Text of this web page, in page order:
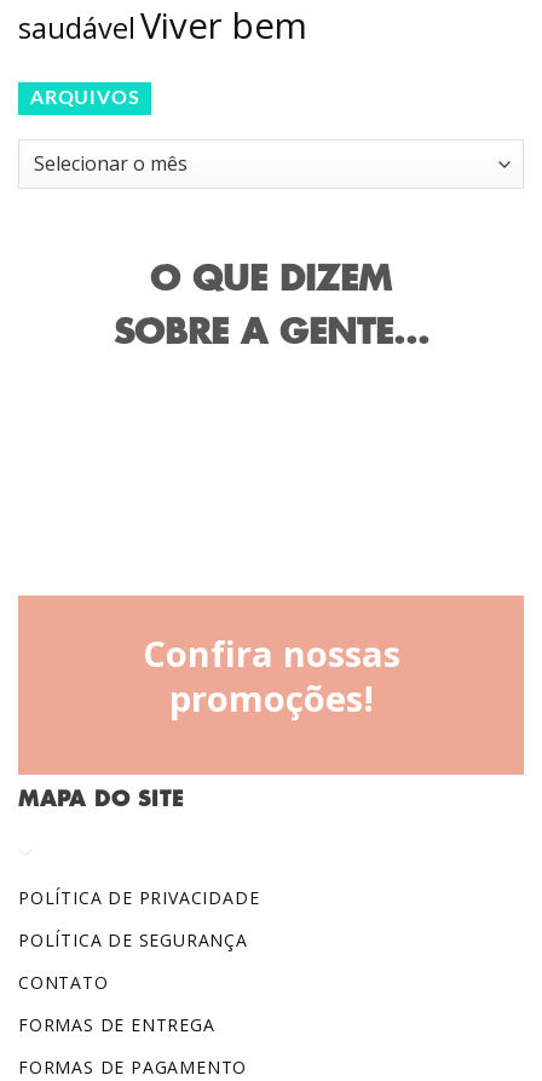
saudávelViver bem
ARQUIVOS
Arquivos
O QUE DIZEM
SOBRE A GENTE...
Confira nossas
promoções!
MAPA DO SITE
POLÍTICA DE PRIVACIDADE
POLÍTICA DE SEGURANÇA
CONTATO
FORMAS DE ENTREGA
FORMAS DE PAGAMENTO